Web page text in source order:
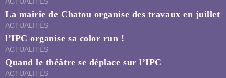
La mairie de Chatou organise des travaux en juillet
ACTUALITÉS
l’IPC organise sa color run !
ACTUALITÉS
Quand le théâtre se déplace sur l’IPC
ACTUALITÉS